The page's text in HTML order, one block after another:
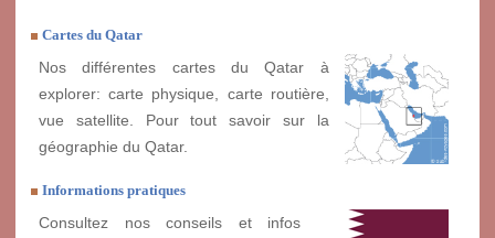
Cartes du Qatar
Nos différentes cartes du Qatar à
explorer: carte physique, carte routière,
vue satellite. Pour tout savoir sur la
géographie du Qatar.
Informations pratiques
Consultez nos conseils et infos